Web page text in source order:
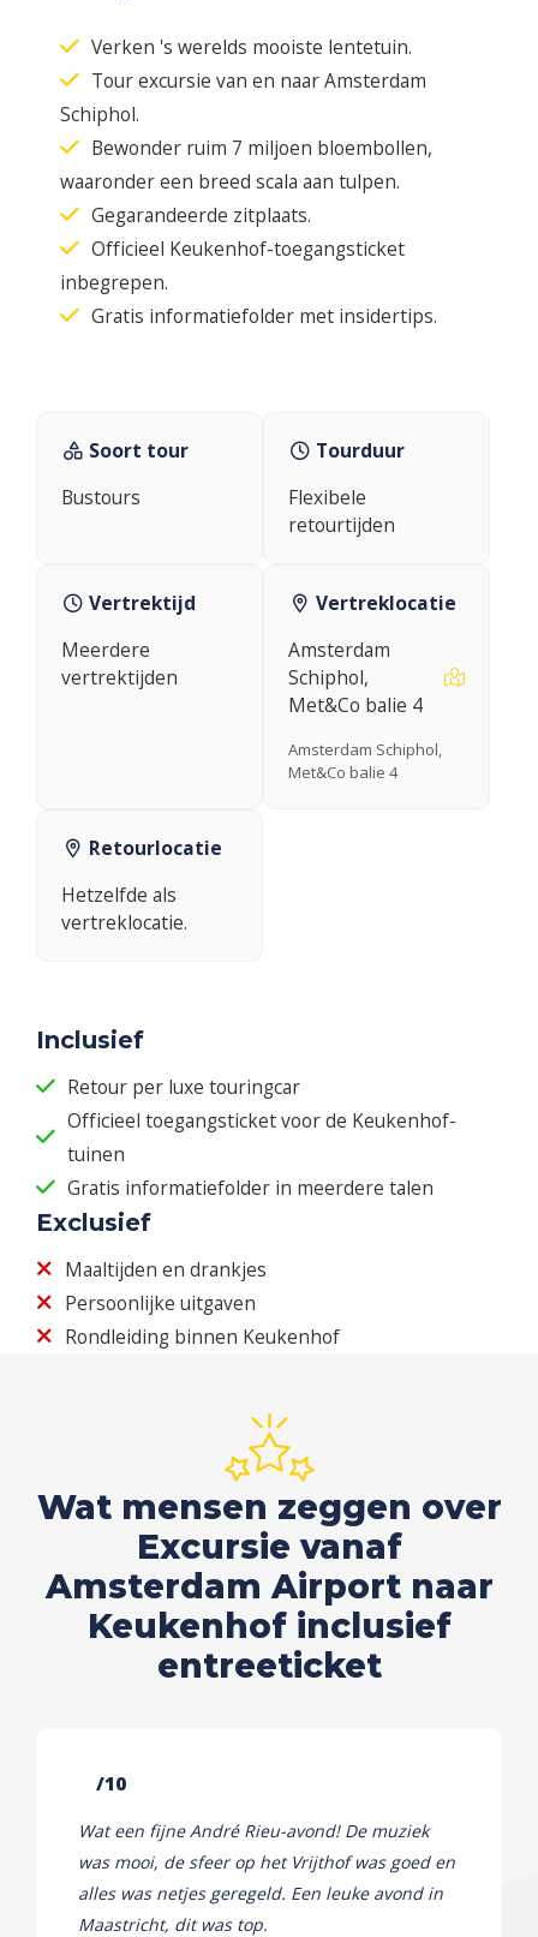
Verken 's werelds mooiste lentetuin.
Tour excursie van en naar Amsterdam
Schiphol.
Bewonder ruim 7 miljoen bloembollen,
waaronder een breed scala aan tulpen.
Gegarandeerde zitplaats.
Officieel Keukenhof-toegangsticket
inbegrepen.
Gratis informatiefolder met insidertips.
Soort tour
Bustours
Tourduur
Flexibele
retourtijden
Vertrektijd
Meerdere
vertrektijden
Vertreklocatie
Amsterdam
Schiphol,
Met&Co balie 4
Amsterdam Schiphol,
Met&Co balie 4
Retourlocatie
Hetzelfde als
vertreklocatie.
Inclusief
Retour per luxe touringcar
Officieel toegangsticket voor de Keukenhof-
tuinen
Gratis informatiefolder in meerdere talen
Exclusief
Maaltijden en drankjes
Persoonlijke uitgaven
Rondleiding binnen Keukenhof
Wat mensen zeggen over
Excursie vanaf
Amsterdam Airport naar
Keukenhof inclusief
entreeticket
/10
Wat een fijne André Rieu-avond! De muziek
was mooi, de sfeer op het Vrijthof was goed en
alles was netjes geregeld. Een leuke avond in
Maastricht, dit was top.